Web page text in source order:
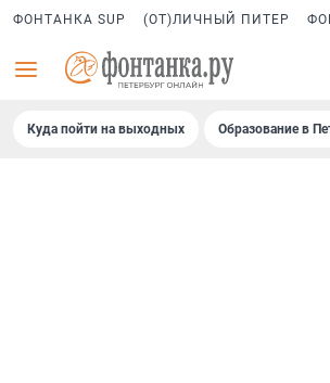
ФОНТАНКА SUP (ОТ)ЛИЧНЫЙ ПИТЕР
Куда пойти на выходных Образование в